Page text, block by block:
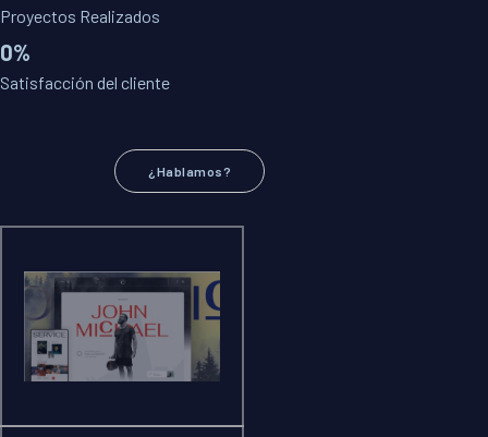
Proyectos Realizados
0
Satisfacción del cliente
¿Hablamos?